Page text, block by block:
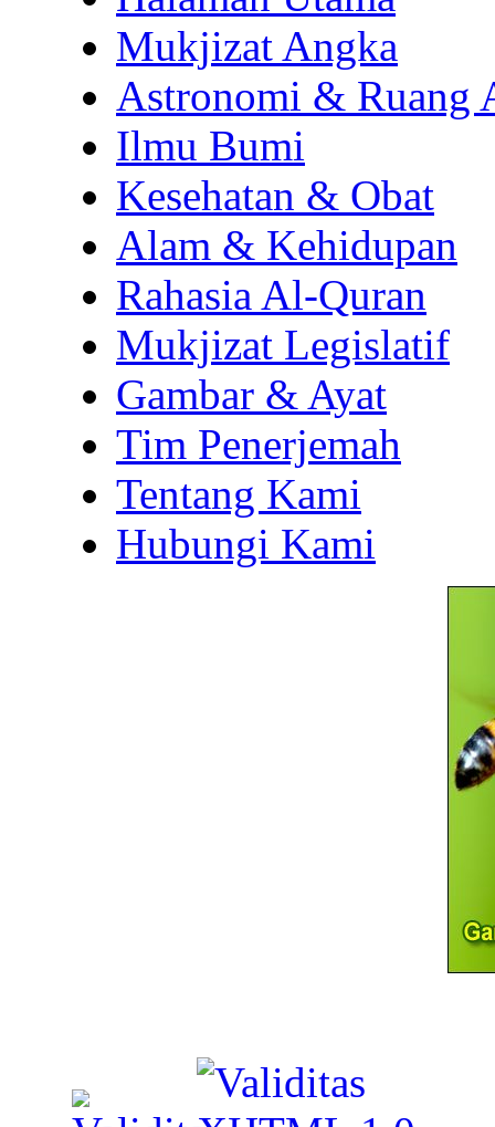
Mukjizat Angka
Astronomi & Ruang
Ilmu Bumi
Kesehatan & Obat
Alam & Kehidupan
Rahasia Al-Quran
Mukjizat Legislatif
Gambar & Ayat
Tim Penerjemah
Tentang Kami
Hubungi Kami